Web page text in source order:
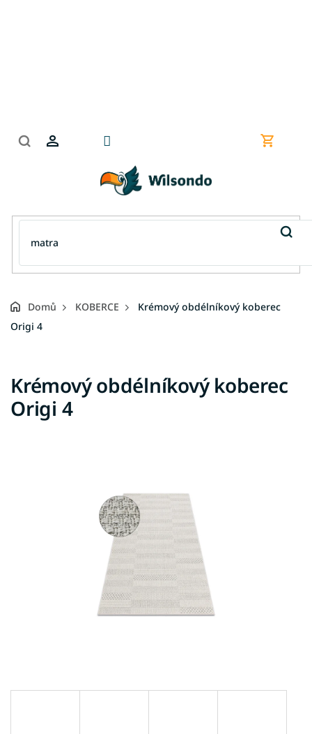
Nákupní
Domů KOBERCE
Krémový obdélníkový koberec
Origi 4
Krémový obdélníkový koberec
Origi 4